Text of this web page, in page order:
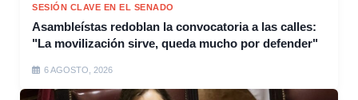
SESIÓN CLAVE EN EL SENADO
Asambleístas redoblan la convocatoria a las calles:
"La movilización sirve, queda mucho por defender"
6 AGOSTO, 2026